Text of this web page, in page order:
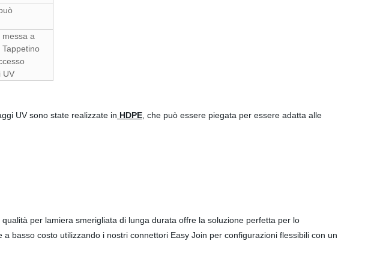
a
UV
UV sono state realizzate in HDPE , che può essere piegata per essere adatta alle
per lamiera smerigliata di lunga durata offre la soluzione perfetta per lo
basso costo utilizzando i nostri connettori Easy Join per configurazioni flessibili con un